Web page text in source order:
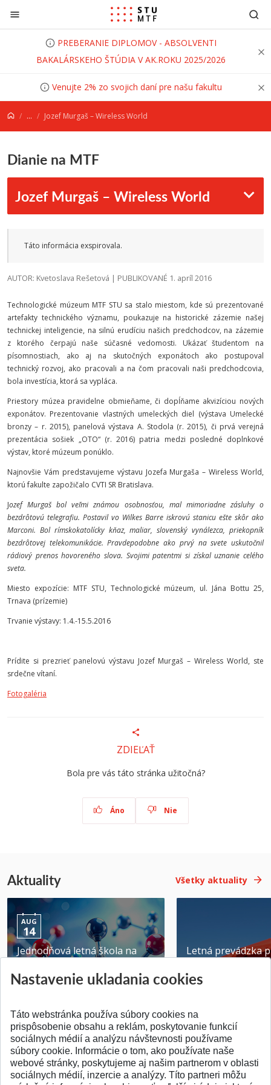
Prejsť na obsah
PREBERANIE DIPLOMOV - ABSOLVENTI
BAKALÁRSKEHO ŠTÚDIA V AK.ROKU 2025/2026
Venujte 2% zo svojich daní pre našu fakultu
... Jozef Murgaš – Wireless World
Dianie na MTF
Jozef Murgaš – Wireless World
Táto informácia exspirovala.
AUTOR: Kvetoslava Rešetová | PUBLIKOVANÉ 1. apríl 2016
Technologické múzeum MTF STU sa stalo miestom, kde sú prezentované
artefakty technického významu, poukazuje na historické zázemie našej
technickej inteligencie, na silnú erudíciu našich predchodcov, na zázemie
z ktorého čerpajú naše súčasné vedomosti. Ukázať študentom na
písomnostiach, ako aj na skutočných exponátoch ako postupoval
technický rozvoj, ako pracovali a na čom pracovali naši predchodcovia,
bola investícia, ktorá sa vypláca.
Priestory múzea pravidelne obmieňame, či dopĺňame akvizíciou nových
exponátov. Prezentovanie vlastných umeleckých diel (výstava Umelecké
bronzy – r. 2015), panelová výstava A. Stodola (r. 2015), či prvá verejná
prezentácia sošiek „OTO“ (r. 2016) patria medzi posledné doplnkové
výstav, ktoré múzeum ponúklo.
Najnovšie Vám predstavujeme výstavu Jozefa Murgaša – Wireless World,
ktorú fakulte zapožičalo CVTI SR Bratislava.
Jozef Murgaš bol veľmi známou osobnosťou, mal mimoriadne zásluhy o
bezdrôtovú telegrafiu. Postavil vo Wilkes Barre iskrovú stanicu ešte skôr ako
Marconi. Bol rímskokatolícky kňaz, maliar, slovenský vynálezca, priekopník
bezdrôtovej telekomunikácie. Pravdepodobne ako prvý na svete uskutočnil
rádiový prenos hovoreného slova. Svojimi patentmi si získal uznanie celého
sveta.
Miesto expozície: MTF STU, Technologické múzeum, ul. Jána Bottu 25,
Trnava (prízemie)
Trvanie výstavy: 1.4.-15.5.2016
Prídite si prezrieť panelovú výstavu Jozef Murgaš – Wireless World, ste
srdečne vítaní.
Fotogaléria
ZDIEĽAŤ
Bola pre vás táto stránka užitočná?
Áno Nie
Aktuality Všetky aktuality
AUG
14
Jednodňová letná škola na
Pridané 28.07.2026
Letná prevádzka
Pridané 23.06.2026
SPÄŤ NA VRCH
Nastavenie ukladania cookies
Táto webstránka používa súbory cookies na
prispôsobenie obsahu a reklám, poskytovanie funkcií
sociálnych médií a analýzu návštevnosti používame
súbory cookie. Informácie o tom, ako používate naše
webové stránky, poskytujeme aj našim partnerom v oblasti
sociálnych médií, inzercie a analýzy. Títo partneri môžu